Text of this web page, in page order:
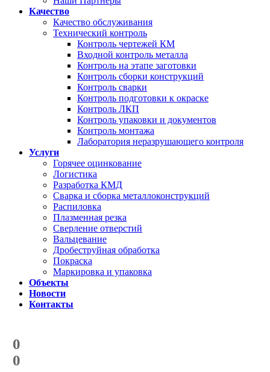
Качество
Качество обслуживания
Технический контроль
Контроль чертежей КМ
Входной контроль металла
Контроль на этапе заготовки
Контроль сборки конструкций
Контроль сварки
Контроль подготовки к окраске
Контроль ЛКП
Контроль упаковки и документов
Контроль монтажа
Лаборатория неразрушающего контроля
Услуги
Горячее оцинкование
Логистика
Разработка КМД
Сварка и сборка металлоконструкций
Распиловка
Плазменная резка
Сверление отверстий
Вальцевание
Дробеструйная обработка
Покраска
Маркировка и упаковка
Объекты
Новости
Контакты
0
0